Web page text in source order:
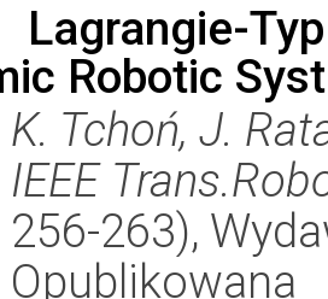
Lagrangie-
Robotic
K. Tchoń, J.
IEEE
256-263),
Opublikowana